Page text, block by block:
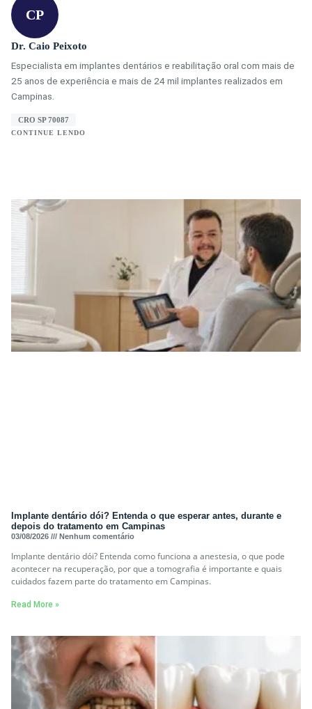
CP
Dr. Caio Peixoto
Especialista em implantes dentários e reabilitação oral com mais de
25 anos de experiência e mais de 24 mil implantes realizados em
Campinas.
CRO SP 70087
CONTINUE LENDO
Implante dentário dói? Entenda o que esperar antes, durante e
depois do tratamento em Campinas
03/08/2026 Nenhum comentário
Implante dentário dói? Entenda como funciona a anestesia, o que pode
acontecer na recuperação, por que a tomografia é importante e quais
cuidados fazem parte do tratamento em Campinas.
Read More »